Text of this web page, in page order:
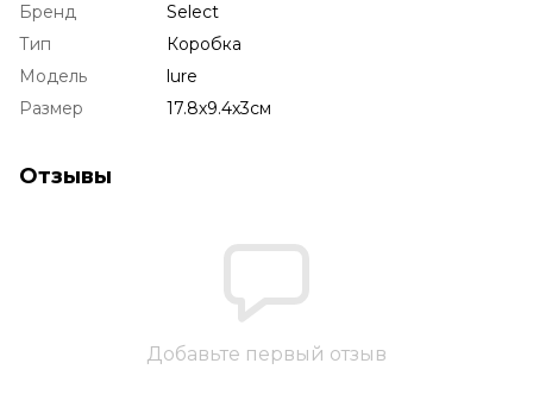
Бренд
Select
Тип
Коробка
Модель
lure
Размер
17.8х9.4х3см
Отзывы
Добавьте первый отзыв